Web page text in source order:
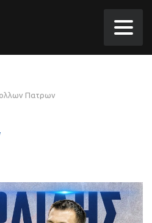
Πατρων